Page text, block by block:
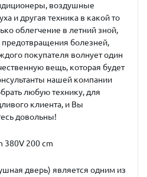
воздушные
и другая техника в какой то
облегчение в летний зной,
болезней,
покупателя волнует один
вещь, которая будет
нашей компании
любую технику, для
клиента, и Вы
довольны!
380V 200 cm
дверь) является одним из